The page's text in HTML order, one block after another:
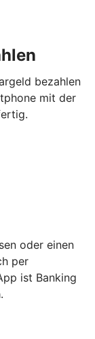
bezahlen
mit der
oder einen
per
ist Banking